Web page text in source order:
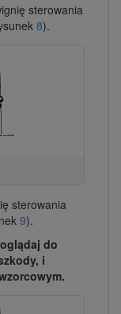
sterowania
8).
sterowania
9).
do
i